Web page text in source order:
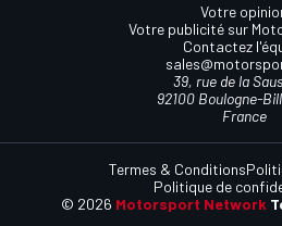
Votre
Votre publicité sur
Contactez
39, rue de la
92100 Boulogne-
France
© 2026 Motorsport Network
Termes & Conditions
Politique de